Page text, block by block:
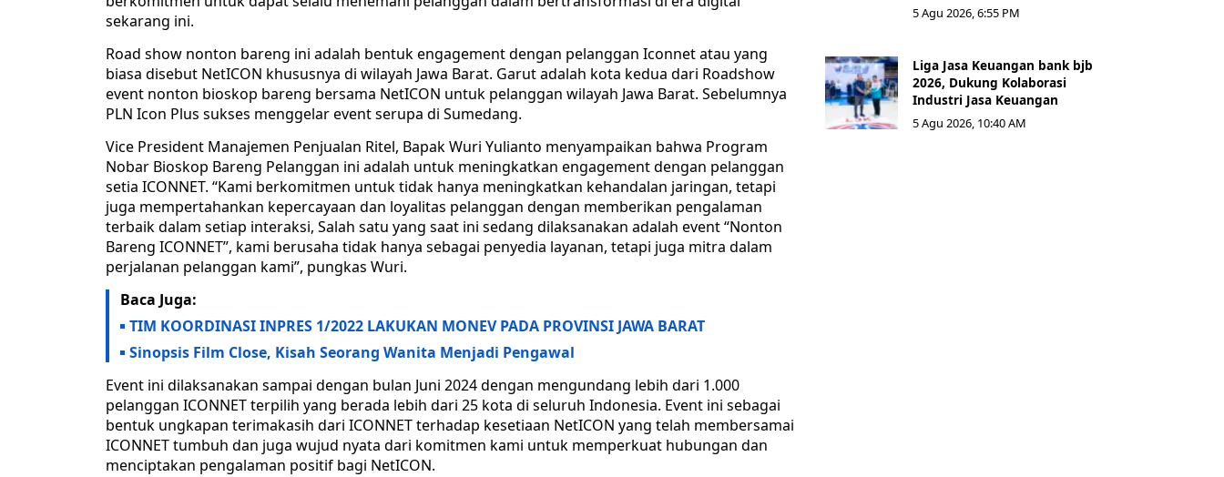
sekarang ini.
Road show nonton bareng ini adalah bentuk engagement dengan pelanggan Iconnet atau yang
biasa disebut NetICON khususnya di wilayah Jawa Barat. Garut adalah kota kedua dari Roadshow
event nonton bioskop bareng bersama NetICON untuk pelanggan wilayah Jawa Barat. Sebelumnya
PLN Icon Plus sukses menggelar event serupa di Sumedang.
Vice President Manajemen Penjualan Ritel, Bapak Wuri Yulianto menyampaikan bahwa Program
Nobar Bioskop Bareng Pelanggan ini adalah untuk meningkatkan engagement dengan pelanggan
setia ICONNET. “Kami berkomitmen untuk tidak hanya meningkatkan kehandalan jaringan, tetapi
juga mempertahankan kepercayaan dan loyalitas pelanggan dengan memberikan pengalaman
terbaik dalam setiap interaksi, Salah satu yang saat ini sedang dilaksanakan adalah event “Nonton
Bareng ICONNET”, kami berusaha tidak hanya sebagai penyedia layanan, tetapi juga mitra dalam
perjalanan pelanggan kami”, pungkas Wuri.
Baca Juga:
TIM KOORDINASI INPRES 1/2022 LAKUKAN MONEV PADA PROVINSI JAWA BARAT
Sinopsis Film Close, Kisah Seorang Wanita Menjadi Pengawal
Event ini dilaksanakan sampai dengan bulan Juni 2024 dengan mengundang lebih dari 1.000
pelanggan ICONNET terpilih yang berada lebih dari 25 kota di seluruh Indonesia. Event ini sebagai
bentuk ungkapan terimakasih dari ICONNET terhadap kesetiaan NetICON yang telah membersamai
ICONNET tumbuh dan juga wujud nyata dari komitmen kami untuk memperkuat hubungan dan
menciptakan pengalaman positif bagi NetICON.
5 Agu 2026, 6:55 PM
Liga Jasa Keuangan bank bjb
2026, Dukung Kolaborasi
Industri Jasa Keuangan
5 Agu 2026, 10:40 AM